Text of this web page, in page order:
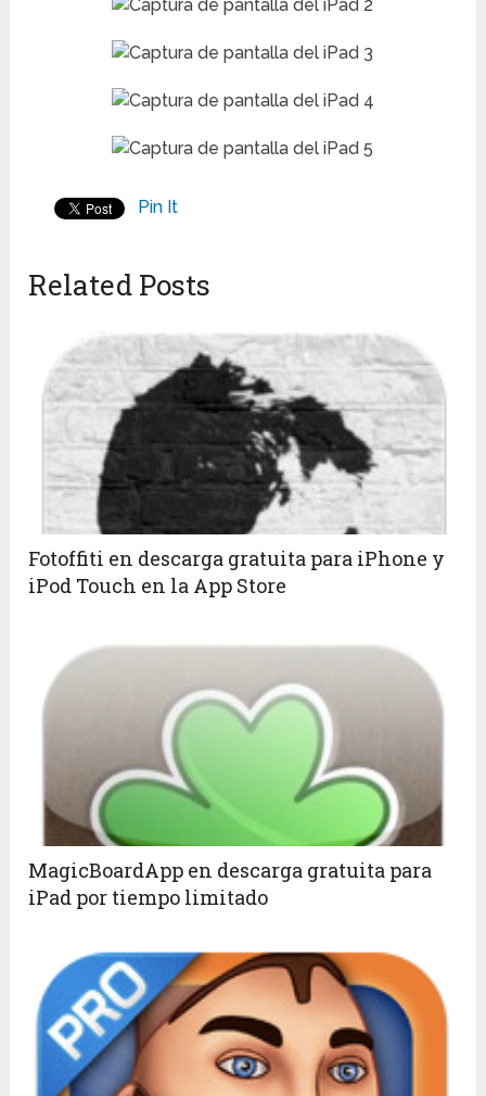
Pin It
Related Posts
Fotoffiti en descarga gratuita para iPhone y
iPod Touch en la App Store
MagicBoardApp en descarga gratuita para
iPad por tiempo limitado